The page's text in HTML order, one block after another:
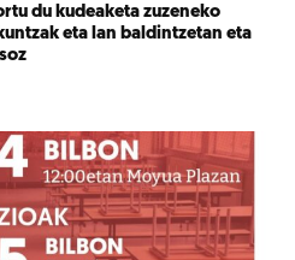
du kudeaketa zuzeneko
eta lan baldintzetan eta